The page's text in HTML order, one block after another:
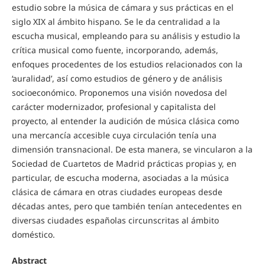
estudio sobre la música de cámara y sus prácticas en el
siglo XIX al ámbito hispano. Se le da centralidad a la
escucha musical, empleando para su análisis y estudio la
crítica musical como fuente, incorporando, además,
enfoques procedentes de los estudios relacionados con la
‘auralidad’, así como estudios de género y de análisis
socioeconómico. Proponemos una visión novedosa del
carácter modernizador, profesional y capitalista del
proyecto, al entender la audición de música clásica como
una mercancía accesible cuya circulación tenía una
dimensión transnacional. De esta manera, se vincularon a la
Sociedad de Cuartetos de Madrid prácticas propias y, en
particular, de escucha moderna, asociadas a la música
clásica de cámara en otras ciudades europeas desde
décadas antes, pero que también tenían antecedentes en
diversas ciudades españolas circunscritas al ámbito
doméstico.
Abstract